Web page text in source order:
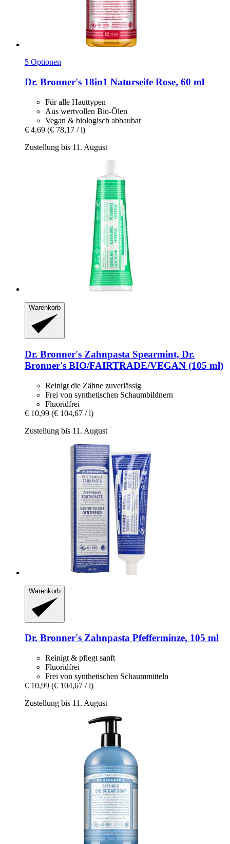
5 Optionen
Dr. Bronner's 18in1 Naturseife Rose, 60 ml
Für alle Hauttypen
Aus wertvollen Bio-Ölen
Vegan & biologisch abbaubar
€ 4,69 (€ 78,17 / l)
Zustellung bis 11. August
Warenkorb
Dr. Bronner's Zahnpasta Spearmint, Dr.
Bronner's BIO/FAIRTRADE/VEGAN (105 ml)
Reinigt die Zähne zuverlässig
Frei von synthetischen Schaumbildnern
Fluoridfrei
€ 10,99 (€ 104,67 / l)
Zustellung bis 11. August
Warenkorb
Dr. Bronner's Zahnpasta Pfefferminze, 105 ml
Reinigt & pflegt sanft
Fluoridfrei
Frei von synthetischen Schaummitteln
€ 10,99 (€ 104,67 / l)
Zustellung bis 11. August